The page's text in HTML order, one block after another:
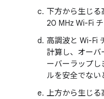
下方から生じる
20 MHz Wi-Fi
高調波と Wi-Fi
計算し、オーバ
ーバーラップ
ルを安全でない
上方から生じる